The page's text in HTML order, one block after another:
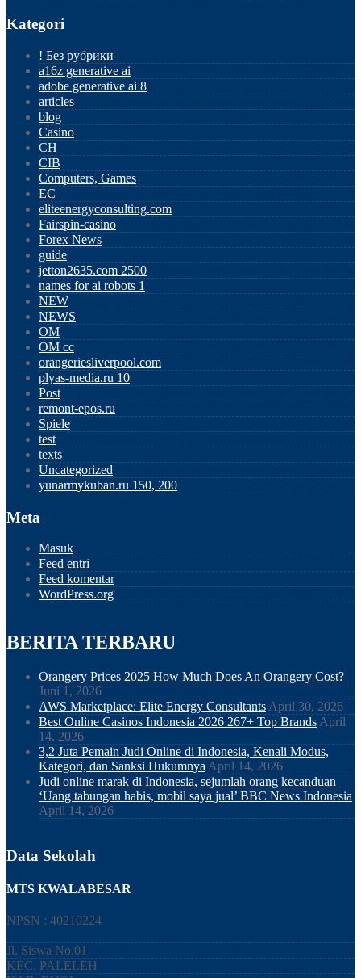
Kategori
! Без рубрики
a16z generative ai
adobe generative ai 8
articles
blog
Casino
CH
CIB
Computers, Games
EC
eliteenergyconsulting.com
Fairspin-casino
Forex News
guide
jetton2635.com 2500
names for ai robots 1
NEW
NEWS
OM
OM cc
orangeriesliverpool.com
plyas-media.ru 10
Post
remont-epos.ru
Spiele
test
texts
Uncategorized
yunarmykuban.ru 150, 200
Meta
Masuk
Feed entri
Feed komentar
WordPress.org
BERITA TERBARU
Orangery Prices 2025 How Much Does An Orangery Cost?
Juni 1, 2026
AWS Marketplace: Elite Energy Consultants April 30, 2026
Best Online Casinos Indonesia 2026 267+ Top Brands April
14, 2026
3,2 Juta Pemain Judi Online di Indonesia, Kenali Modus,
Kategori, dan Sanksi Hukumnya April 14, 2026
Judi online marak di Indonesia, sejumlah orang kecanduan
‘Uang tabungan habis, mobil saya jual’ BBC News Indonesia
April 14, 2026
Data Sekolah
MTS KWALABESAR
NPSN : 40210224
Jl. Siswa No.01
KEC. PALELEH